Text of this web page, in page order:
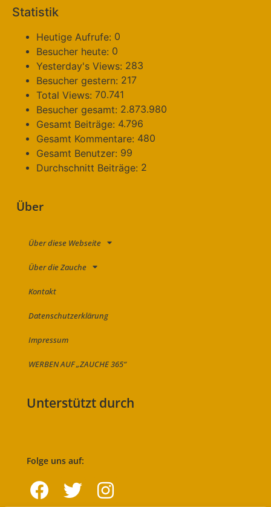
Statistik
Heutige Aufrufe: 0
Besucher heute: 0
Yesterday's Views: 283
Besucher gestern: 217
Total Views: 70.741
Besucher gesamt: 2.873.980
Gesamt Beiträge: 4.796
Gesamt Kommentare: 480
Gesamt Benutzer: 99
Durchschnitt Beiträge: 2
Über
Über diese Webseite
Über die Zauche
Kontakt
Datenschutzerklärung
Impressum
WERBEN AUF „ZAUCHE 365“
Unterstützt durch
Folge uns auf: